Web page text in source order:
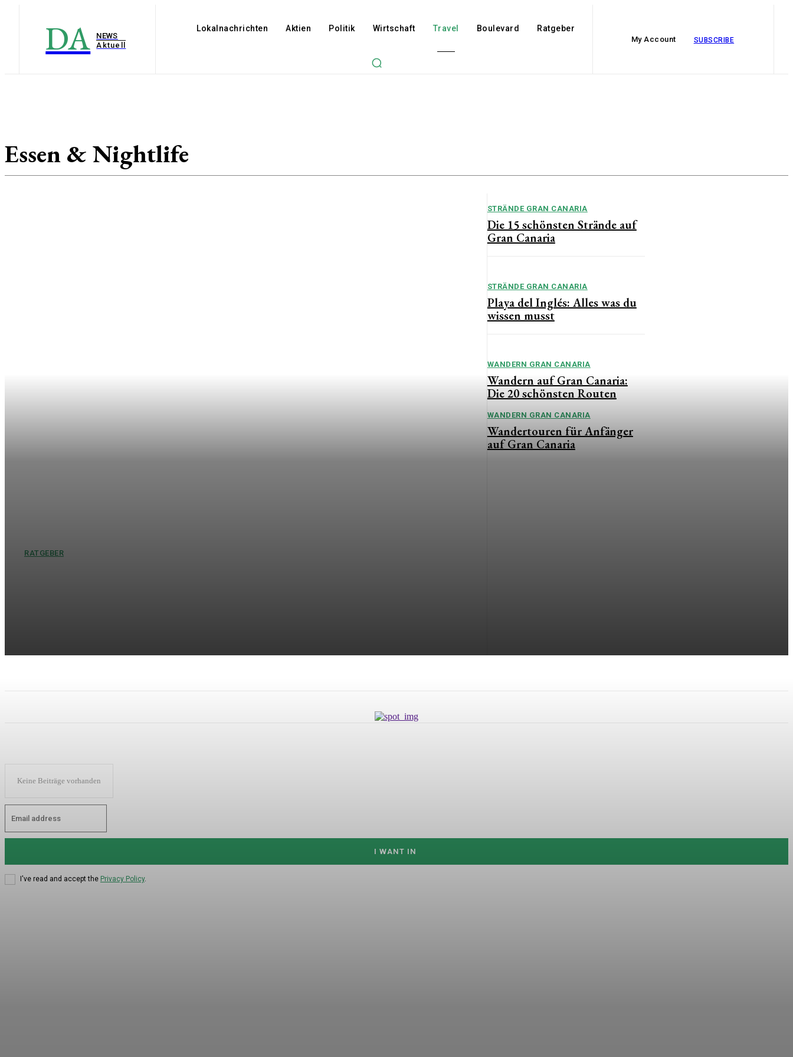
DA
NEWS
Aktuell
Lokalnachrichten Aktien Politik Wirtschaft Travel Boulevard Ratgeber
My Account SUBSCRIBE
Essen & Nightlife
RATGEBER
STRÄNDE GRAN CANARIA
Die 15 schönsten Strände auf
Gran Canaria
STRÄNDE GRAN CANARIA
Playa del Inglés: Alles was du
wissen musst
WANDERN GRAN CANARIA
Wandern auf Gran Canaria:
Die 20 schönsten Routen
WANDERN GRAN CANARIA
Wandertouren für Anfänger
auf Gran Canaria
Keine Beiträge vorhanden
I WANT IN
I've read and accept the Privacy Policy.